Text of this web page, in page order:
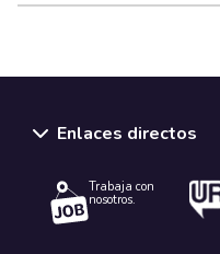
Enlaces directos
Trabaja con
nosotros.